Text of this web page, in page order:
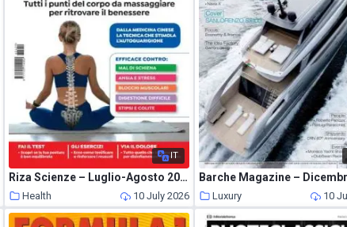
IT
Riza Scienze – Luglio-Agosto 2026
Health 10 July 2026 Luxury 10